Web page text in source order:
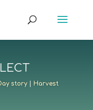
story| Harvest